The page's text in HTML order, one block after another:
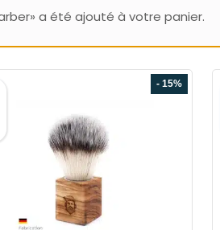
a été ajouté à votre panier.
- 15%